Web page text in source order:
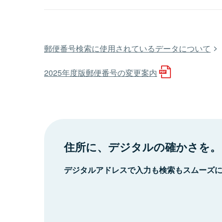
郵便番号検索に使用されているデータについて
2025年度版郵便番号の変更案内
住所に、デジタルの確かさを。
デジタルアドレスで入力も検索もスムーズ